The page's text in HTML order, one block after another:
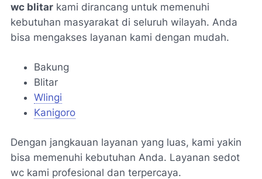
wc blitar kami dirancang untuk memenuhi
kebutuhan masyarakat di seluruh wilayah. Anda
bisa mengakses layanan kami dengan mudah.
Bakung
Blitar
Wlingi
Kanigoro
Dengan jangkauan layanan yang luas, kami yakin
bisa memenuhi kebutuhan Anda. Layanan sedot
wc kami profesional dan terpercaya.